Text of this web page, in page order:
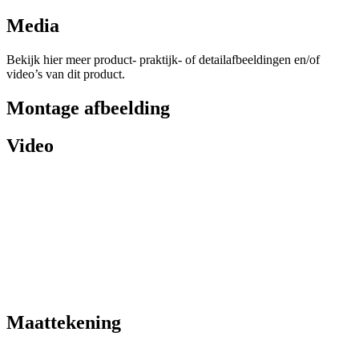
Media
Bekijk hier meer product- praktijk- of detailafbeeldingen en/of
video’s van dit product.
Montage afbeelding
Video
Maattekening